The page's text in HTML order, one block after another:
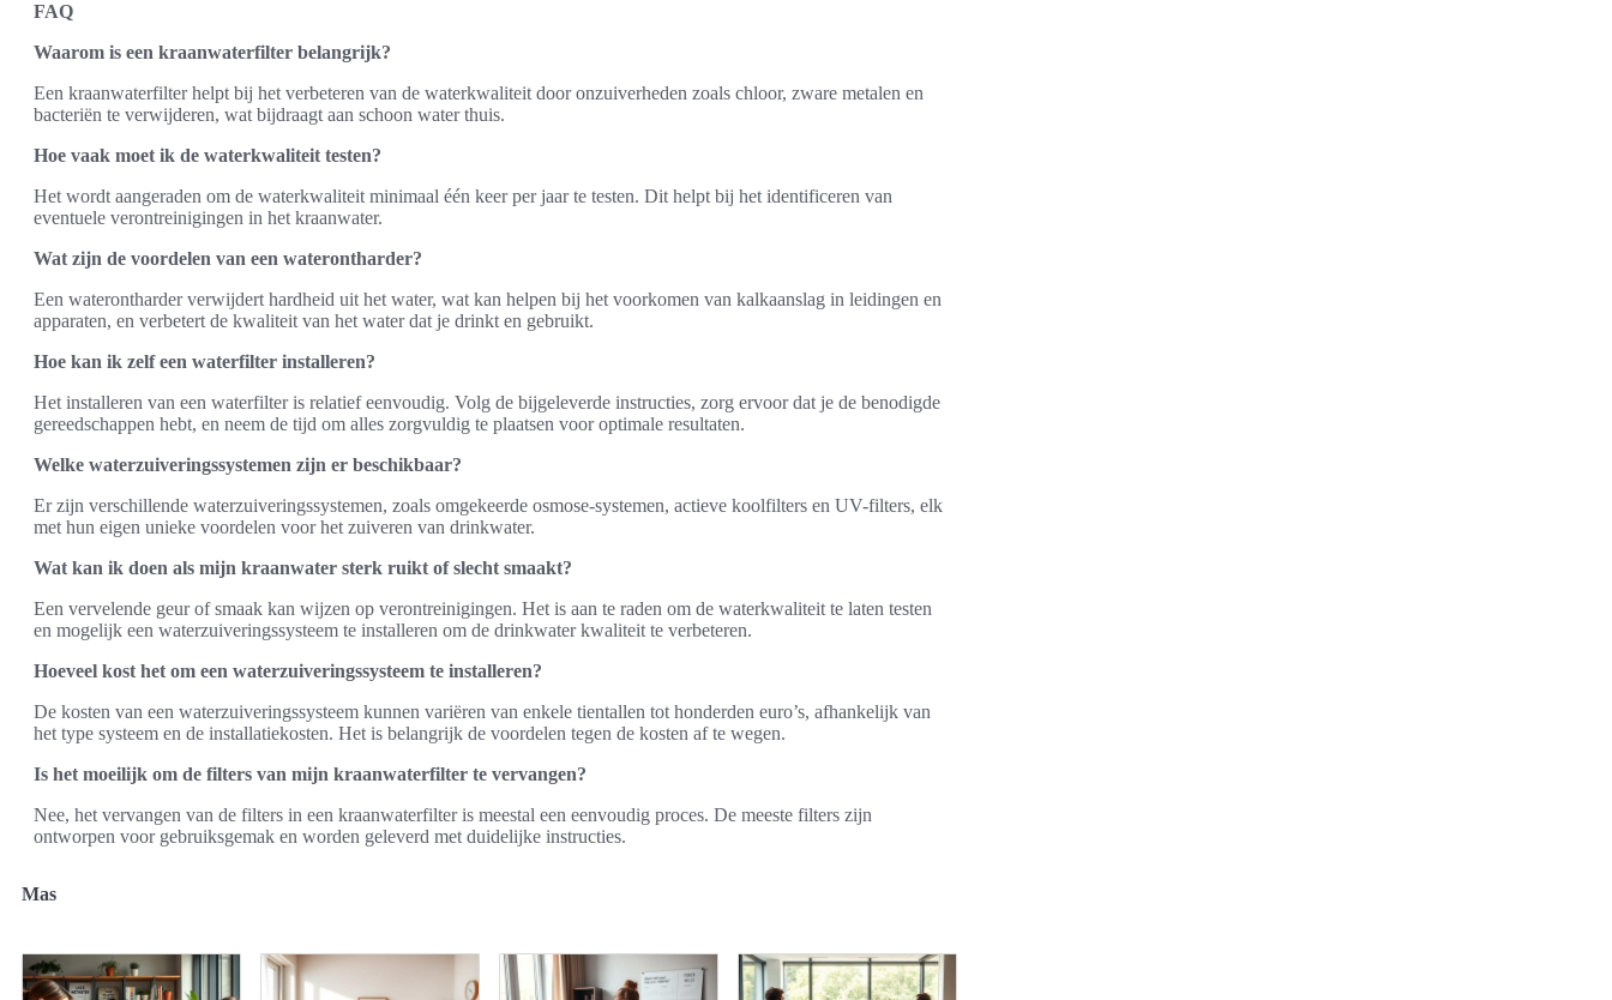
FAQ
Waarom is een kraanwaterfilter belangrijk?
Een kraanwaterfilter helpt bij het verbeteren van de waterkwaliteit door onzuiverheden zoals chloor, zware metalen en
bacteriën te verwijderen, wat bijdraagt aan schoon water thuis.
Hoe vaak moet ik de waterkwaliteit testen?
Het wordt aangeraden om de waterkwaliteit minimaal één keer per jaar te testen. Dit helpt bij het identificeren van
eventuele verontreinigingen in het kraanwater.
Wat zijn de voordelen van een waterontharder?
Een waterontharder verwijdert hardheid uit het water, wat kan helpen bij het voorkomen van kalkaanslag in leidingen en
apparaten, en verbetert de kwaliteit van het water dat je drinkt en gebruikt.
Hoe kan ik zelf een waterfilter installeren?
Het installeren van een waterfilter is relatief eenvoudig. Volg de bijgeleverde instructies, zorg ervoor dat je de benodigde
gereedschappen hebt, en neem de tijd om alles zorgvuldig te plaatsen voor optimale resultaten.
Welke waterzuiveringssystemen zijn er beschikbaar?
Er zijn verschillende waterzuiveringssystemen, zoals omgekeerde osmose-systemen, actieve koolfilters en UV-filters, elk
met hun eigen unieke voordelen voor het zuiveren van drinkwater.
Wat kan ik doen als mijn kraanwater sterk ruikt of slecht smaakt?
Een vervelende geur of smaak kan wijzen op verontreinigingen. Het is aan te raden om de waterkwaliteit te laten testen
en mogelijk een waterzuiveringssysteem te installeren om de drinkwater kwaliteit te verbeteren.
Hoeveel kost het om een waterzuiveringssysteem te installeren?
De kosten van een waterzuiveringssysteem kunnen variëren van enkele tientallen tot honderden euro’s, afhankelijk van
het type systeem en de installatiekosten. Het is belangrijk de voordelen tegen de kosten af te wegen.
Is het moeilijk om de filters van mijn kraanwaterfilter te vervangen?
Nee, het vervangen van de filters in een kraanwaterfilter is meestal een eenvoudig proces. De meeste filters zijn
ontworpen voor gebruiksgemak en worden geleverd met duidelijke instructies.
Mas